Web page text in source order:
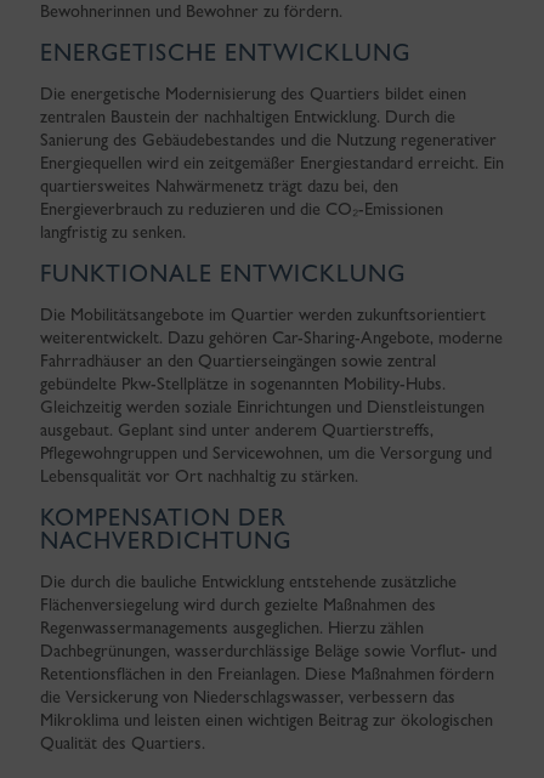
Bewohnerinnen und Bewohner zu fördern.
ENERGETISCHE ENTWICKLUNG
Die energetische Modernisierung des Quartiers bildet einen
zentralen Baustein der nachhaltigen Entwicklung. Durch die
Sanierung des Gebäudebestandes und die Nutzung regenerativer
Energiequellen wird ein zeitgemäßer Energiestandard erreicht. Ein
quartiersweites Nahwärmenetz trägt dazu bei, den
Energieverbrauch zu reduzieren und die CO₂-Emissionen
langfristig zu senken.
FUNKTIONALE ENTWICKLUNG
Die Mobilitätsangebote im Quartier werden zukunftsorientiert
weiterentwickelt. Dazu gehören Car-Sharing-Angebote, moderne
Fahrradhäuser an den Quartierseingängen sowie zentral
gebündelte Pkw-Stellplätze in sogenannten Mobility-Hubs.
Gleichzeitig werden soziale Einrichtungen und Dienstleistungen
ausgebaut. Geplant sind unter anderem Quartierstreffs,
Pflegewohngruppen und Servicewohnen, um die Versorgung und
Lebensqualität vor Ort nachhaltig zu stärken.
KOMPENSATION DER
NACHVERDICHTUNG
Die durch die bauliche Entwicklung entstehende zusätzliche
Flächenversiegelung wird durch gezielte Maßnahmen des
Regenwassermanagements ausgeglichen. Hierzu zählen
Dachbegrünungen, wasserdurchlässige Beläge sowie Vorflut- und
Retentionsflächen in den Freianlagen. Diese Maßnahmen fördern
die Versickerung von Niederschlagswasser, verbessern das
Mikroklima und leisten einen wichtigen Beitrag zur ökologischen
Qualität des Quartiers.